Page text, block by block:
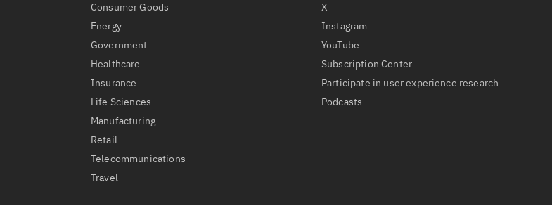
Consumer Goods
Energy
Government
Healthcare
Insurance
Life Sciences
Manufacturing
Retail
Telecommunications
Travel
X
Instagram
YouTube
Subscription Center
Participate in user experience research
Podcasts